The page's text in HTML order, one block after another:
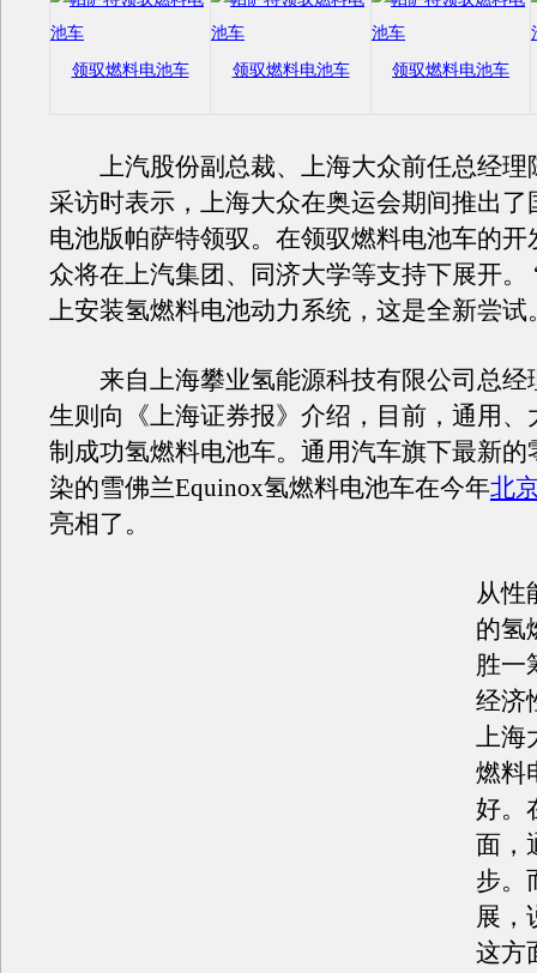
领驭燃料电池车 领驭燃料电池车 领驭燃料电池车
上汽股份副总裁、上海大众前任总经理
采访时表示，上海大众在奥运会期间推出了
电池版帕萨特领驭。在领驭燃料电池车的开
众将在上汽集团、同济大学等支持下展开。
上安装氢燃料电池动力系统，这是全新尝试
来自上海攀业氢能源科技有限公司总经
生则向《上海证券报》介绍，目前，通用、
制成功氢燃料电池车。通用汽车旗下最新的
染的雪佛兰Equinox氢燃料电池车在今年北
亮相了。
从性
的氢
胜一
经济
上海
燃料
好。
面，
步。
展，
这方